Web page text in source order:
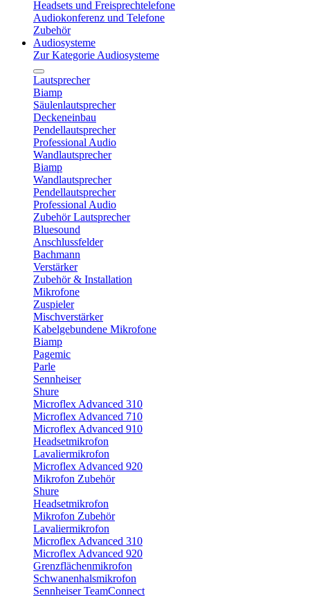
Headsets und Freisprechtelefone
Audiokonferenz und Telefone
Zubehör
Audiosysteme
Zur Kategorie Audiosysteme
Lautsprecher
Biamp
Säulenlautsprecher
Deckeneinbau
Pendellautsprecher
Professional Audio
Wandlautsprecher
Biamp
Wandlautsprecher
Pendellautsprecher
Professional Audio
Zubehör Lautsprecher
Bluesound
Anschlussfelder
Bachmann
Verstärker
Zubehör & Installation
Mikrofone
Zuspieler
Mischverstärker
Kabelgebundene Mikrofone
Biamp
Pagemic
Parle
Sennheiser
Shure
Microflex Advanced 310
Microflex Advanced 710
Microflex Advanced 910
Headsetmikrofon
Lavaliermikrofon
Microflex Advanced 920
Mikrofon Zubehör
Shure
Headsetmikrofon
Mikrofon Zubehör
Lavaliermikrofon
Microflex Advanced 310
Microflex Advanced 920
Grenzflächenmikrofon
Schwanenhalsmikrofon
Sennheiser TeamConnect